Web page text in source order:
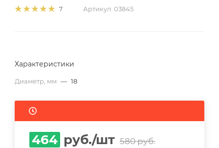
7 Артикул: 03845
Характеристики
Диаметр, мм — 18
464 руб./шт 580руб.